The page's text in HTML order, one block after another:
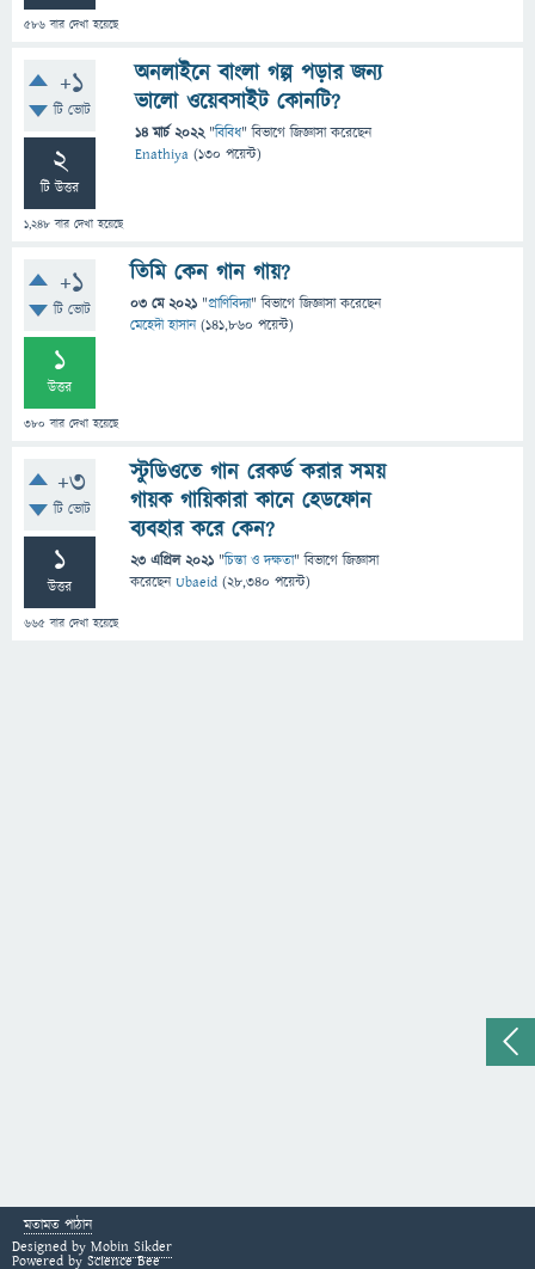
586 বার দেখা হয়েছে
+1
টি ভোট
2
টি উত্তর
1,248 বার দেখা হয়েছে
অনলাইনে বাংলা গল্প পড়ার জন্য
ভালো ওয়েবসাইট কোনটি?
14 মার্চ 2022 "বিবিধ" বিভাগে জিজ্ঞাসাকরেছেন
Enathiya (130 পয়েন্ট)
+1
টি ভোট
1
উত্তর
380 বার দেখা হয়েছে
তিমি কেন গান গায়?
03 মে 2021 "প্রাণিবিদ্যা" বিভাগে জিজ্ঞাসাকরেছেন
মেহেদী হাসান (141,860 পয়েন্ট)
+3
টি ভোট
1
উত্তর
665 বার দেখা হয়েছে
স্টুডিওতে গান রেকর্ড করার সময়
গায়ক গায়িকারা কানে হেডফোন
ব্যবহার করে কেন?
23 এপ্রিল 2021 "চিন্তা ও দক্ষতা" বিভাগে জিজ্ঞাসা
করেছেনUbaeid (28,340 পয়েন্ট)
মতামত পাঠান
Designed by Mobin Sikder
Powered by Science Bee